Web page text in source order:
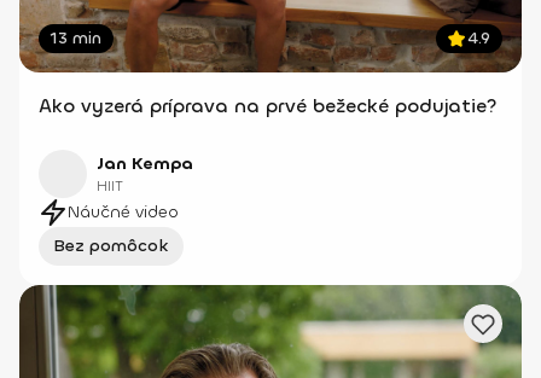
13 min 4.9
Ako vyzerá príprava na prvé bežecké podujatie?
Jan Kempa
HIIT
Náučné video
Bez pomôcok